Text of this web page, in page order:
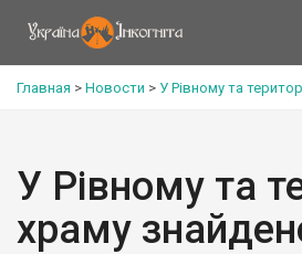
Главная > Новости > У Рівному та
У Рівному та
храму